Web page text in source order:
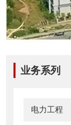
业务系列
电力工程